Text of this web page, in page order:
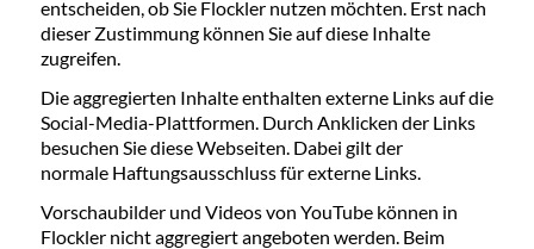
entscheiden, ob Sie Flockler nutzen möchten. Erst nach
dieser Zustimmung können Sie auf diese Inhalte
zugreifen.
Die aggregierten Inhalte enthalten externe Links auf die
Social-Media-Plattformen. Durch Anklicken der Links
besuchen Sie diese Webseiten. Dabei gilt der
normale Haftungsausschluss für externe Links.
Vorschaubilder und Videos von YouTube können in
Flockler nicht aggregiert angeboten werden. Beim